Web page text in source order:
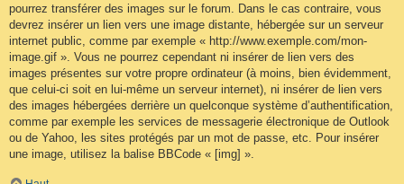
pourrez transférer des images sur le forum. Dans le cas contraire, vous
devrez insérer un lien vers une image distante, hébergée sur un serveur
internet public, comme par exemple « http://www.exemple.com/mon-
image.gif ». Vous ne pourrez cependant ni insérer de lien vers des
images présentes sur votre propre ordinateur (à moins, bien évidemment,
que celui-ci soit en lui-même un serveur internet), ni insérer de lien vers
des images hébergées derrière un quelconque système d’authentification,
comme par exemple les services de messagerie électronique de Outlook
ou de Yahoo, les sites protégés par un mot de passe, etc. Pour insérer
une image, utilisez la balise BBCode « [img] ».